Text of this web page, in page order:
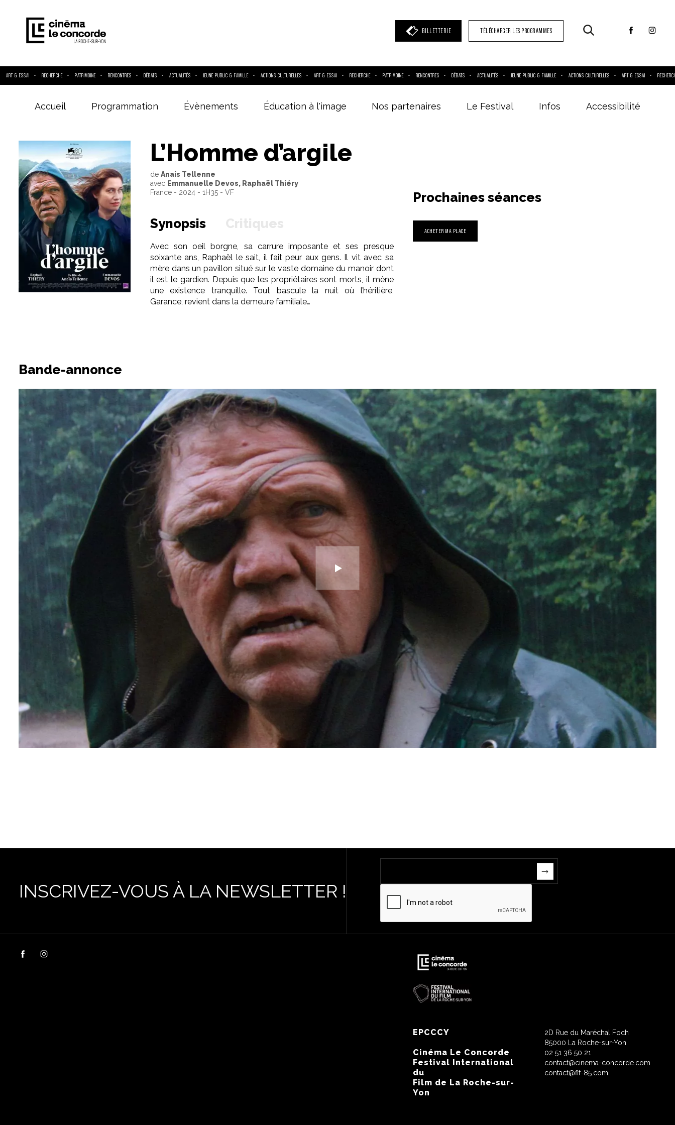
BILLETTERIE TÉLÉCHARGER LES PROGRAMMES
ART & ESSAI RECHERCHE PATRIMOINE RENCONTRES DÉBATS ACTUALITÉS JEUNE PUBLIC & FAMILLE ACTIONS CULTURELLES ART & ESSAI RECHERCHE PATRIMOINE RENCONTRES DÉBATS ACTUALITÉS JEUNE PUBLIC & FAMILLE ACTIONS CULTURELLES ART & ESSAI
Accueil Programmation Évènements Éducation à l'image Nos partenaires Le Festival Infos Accessibilité
L’Homme d’argile
de Anais Tellenne
avec Emmanuelle Devos, Raphaël Thiéry
France - 2024 - 1H35 - VF
Synopsis
Avec son oeil borgne, sa carrure imposante et ses presque
soixante ans, Raphaël le sait, il fait peur aux gens. Il vit avec sa
mère dans un pavillon situé sur le vaste domaine du manoir dont
il est le gardien. Depuis que les propriétaires sont morts, il mène
une existence tranquille. Tout bascule la nuit où l’héritière,
Garance, revient dans la demeure familiale…
Prochaines séances
ACHETER MA PLACE
Bande-annonce
INSCRIVEZ-VOUS À LA NEWSLETTER !
EPCCCY
Cinéma Le Concorde
Festival International
du
Film de La Roche-sur-
Yon
2D Rue du Maréchal Foch
85000 La Roche-sur-Yon
02 51 36 50 21
contact@cinema-concorde.com
contact@fif-85.com